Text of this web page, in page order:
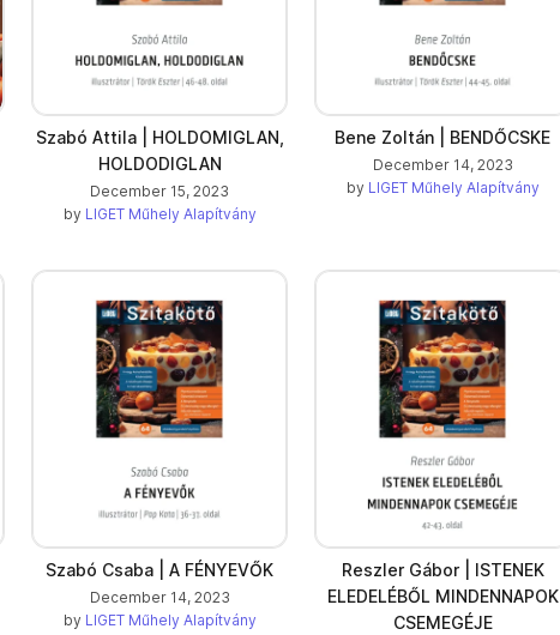
Szabó Attila | HOLDOMIGLAN,
HOLDODIGLAN
December 15, 2023
by LIGET Műhely Alapítvány
Bene Zoltán | BENDŐCSKE
December 14, 2023
by LIGET Műhely Alapítvány
Szabó Csaba | A FÉNYEVŐK
December 14, 2023
by LIGET Műhely Alapítvány
Reszler Gábor | ISTENEK
ELEDELÉBŐL MINDENNAPOK
CSEMEGÉJE